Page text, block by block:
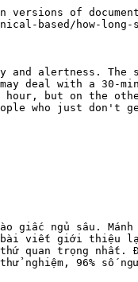
of
based/how-long-
alertness. The
with a 30-
but on the
who just
ngủ sâu. Mánh
một bài viết giới
quan trọng nhất.
96% số